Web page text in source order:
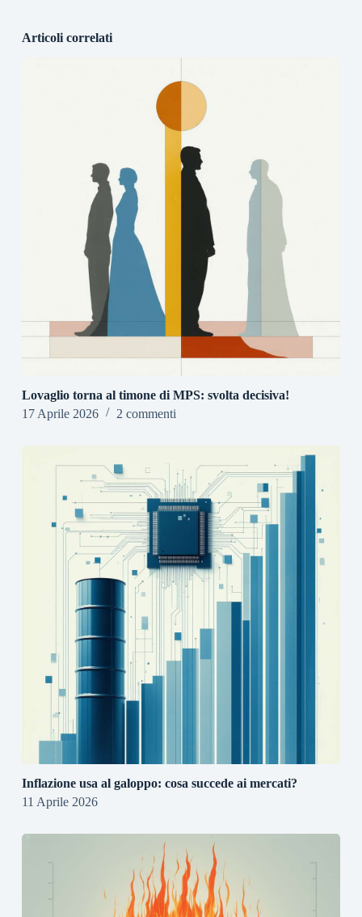
Articoli correlati
Lovaglio torna al timone di MPS: svolta decisiva!
17 Aprile 2026
2 commenti
Inflazione usa al galoppo: cosa succede ai mercati?
11 Aprile 2026